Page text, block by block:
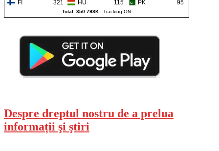
FI
321 HU 115 PK 95
Total: 350.798K - Tracking ON
Despre dreptul nostru de a prelua
informații şi ştiri